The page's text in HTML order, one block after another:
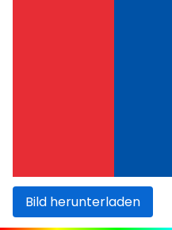
Bild herunterladen